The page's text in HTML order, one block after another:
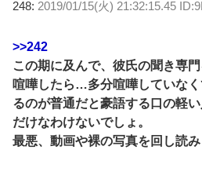
248: 2019/01/15(火) 21:32:15.45
>>242
この期に及んで、彼氏の聞き専
喧嘩したら…多分喧嘩していな
るのが普通だと豪語する口の軽
だけなわけないでしょ。
最悪、動画や裸の写真を回し読